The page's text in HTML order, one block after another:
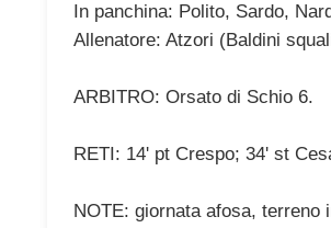
In panchina: Polito, Sardo,
Allenatore: Atzori (Baldini
ARBITRO: Orsato di Schio 6.
RETI: 14' pt Crespo; 34' st
NOTE: giornata afosa, terreno